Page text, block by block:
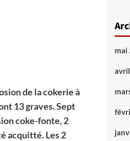
de la cokerie à
13 graves. Sept
coke-fonte, 2
acquitté. Les 2
mai